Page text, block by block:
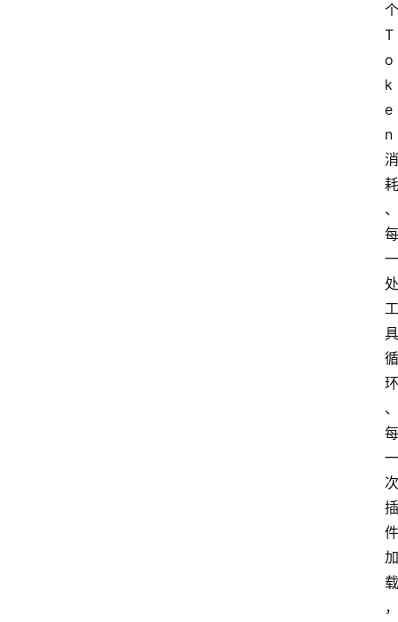
个
T
o
k
e
n
消
耗
、
每
一
处
工
具
循
环
、
每
一
次
插
件
加
载
，